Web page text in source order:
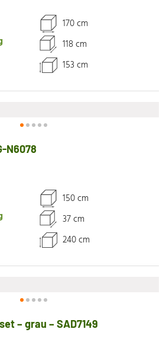
170 cm
118 cm
153 cm
N6078
150 cm
37 cm
240 cm
– grau – SAD7149